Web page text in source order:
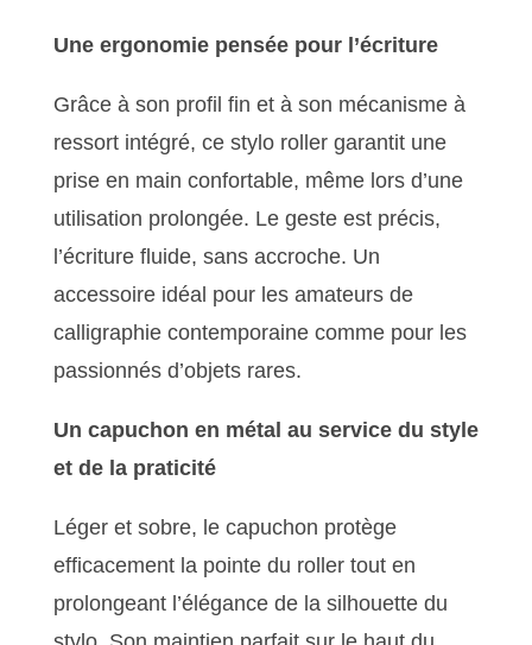
Une ergonomie pensée pour l’écriture
Grâce à son profil fin et à son mécanisme à
ressort intégré, ce stylo roller garantit une
prise en main confortable, même lors d’une
utilisation prolongée. Le geste est précis,
l’écriture fluide, sans accroche. Un
accessoire idéal pour les amateurs de
calligraphie contemporaine comme pour les
passionnés d’objets rares.
Un capuchon en métal au service du style
et de la praticité
Léger et sobre, le capuchon protège
efficacement la pointe du roller tout en
prolongeant l’élégance de la silhouette du